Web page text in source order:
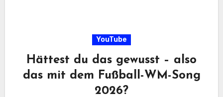
YouTube
Hättest du das gewusst – also
das mit dem Fußball-WM-Song
2026?